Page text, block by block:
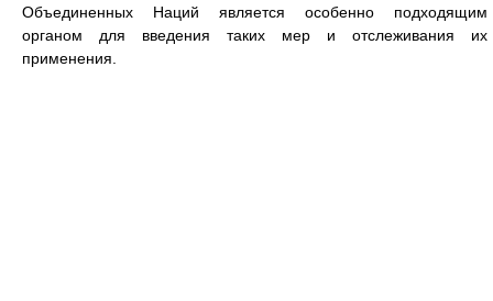
Объединенных Наций является особенно подходящим
органом для введения таких мер и отслеживания их
применения.